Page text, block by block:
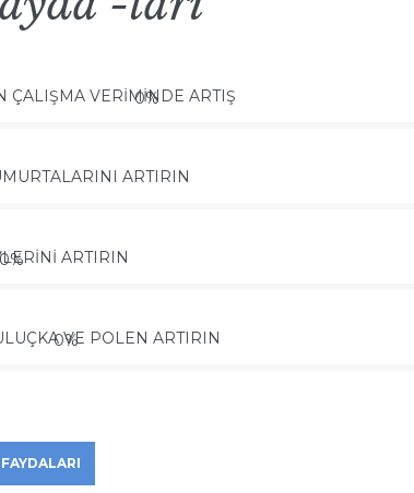
ÇALIŞMA VERIMINDE ARTIŞ
0%
ARTIRIN
ARTIRIN
0%
VE POLEN ARTIRIN
0%